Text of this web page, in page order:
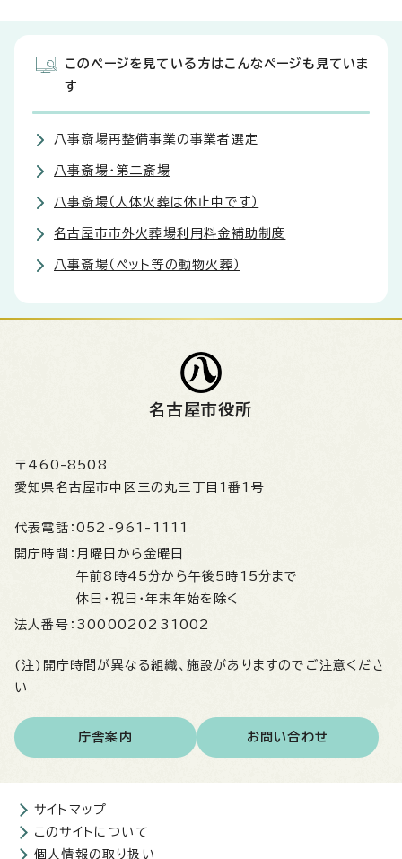
このページを見ている方はこんなページも見ていま
す
八事斎場再整備事業の事業者選定
八事斎場・第二斎場
八事斎場（人体火葬は休止中です）
名古屋市市外火葬場利用料金補助制度
八事斎場（ペット等の動物火葬）
名古屋市役所
〒460-8508
愛知県名古屋市中区三の丸三丁目1番1号
代表電話： 052-961-1111
開庁時間： 月曜日から金曜日
午前8時45分から午後5時15分まで
休日・祝日・年末年始を除く
法人番号： 3000020231002
(注)開庁時間が異なる組織、施設がありますのでご注意くださ
い
庁舎案内 お問い合わせ
サイトマップ
このサイトについて
個人情報の取り扱い